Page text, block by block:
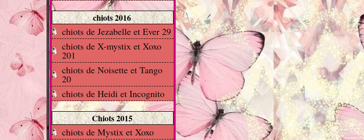
chiots 2016
chiots de Jezabelle et Ever 29
chiots de X-mystix et Xoxo
201
chiots de Noisette et Tango
20
chiots de Heidi et Incognito
Chiots 2015
chiots de Mystix et Xoxo